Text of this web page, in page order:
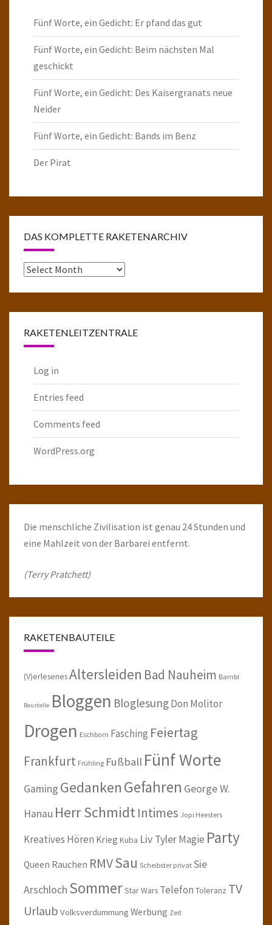
Fünf Worte, ein Gedicht: Er pfand das gut
Fünf Worte, ein Gedicht: Beim nächsten Mal
geschickt
Fünf Worte, ein Gedicht: Des Kaisergranats neue
Neider
Fünf Worte, ein Gedicht: Bands im Benz
Der Pirat
DAS KOMPLETTE RAKETENARCHIV
Das
RAKETENLEITZENTRALE
Log in
Entries feed
Comments feed
WordPress.org
Die menschliche Zivilisation ist genau 24 Stunden und
eine Mahlzeit von der Barbarei entfernt.
(Terry Pratchett)
RAKETENBAUTEILE
(V)erlesenesAltersleiden Bad Nauheim Bambi
Baustelle Bloggen BloglesungDon Molitor
Drogen Eschborn Fasching Feiertag
Frankfurt Frühling Fußball Fünf Worte
Gaming GedankenGefahren George W.
Hanau Herr SchmidtIntimes Jopi Heesters
Kreatives Hören Krieg Kuba Liv TylerMagie Party
Queen Rauchen RMVSau Scheibster privat Sie
Arschloch SommerStar Wars Telefon Toleranz TV
Urlaub Volksverdummung Werbung Zeit